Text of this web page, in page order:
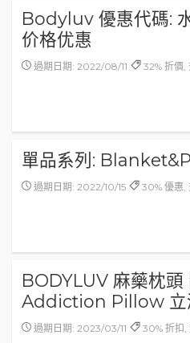
Bodyluv 優惠代碼:
价格优惠
過期日期: 2022/08/11 32% 折價,
單品系列:
過期日期: 2022/10/15 30% 優惠,
BODYLUV 麻藥枕
Addiction Pillow 立
過期日期: 2023/03/11 30% 折扣,